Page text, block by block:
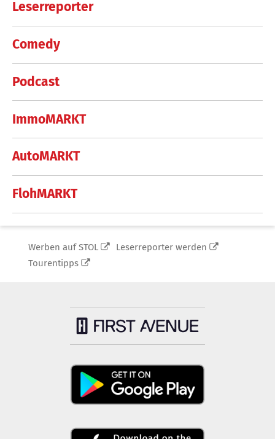
Leserreporter
Comedy
Podcast
ImmoMARKT
AutoMARKT
FlohMARKT
Werben auf STOL
Leserreporter werden
Tourentipps